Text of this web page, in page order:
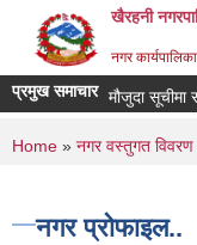
खैरहनी
नगर
प्रमुख समाचारमौजुदा सूचीमा
You are
Home » नगर वस्तुगत विवरण
नगर प्रोफाइल..